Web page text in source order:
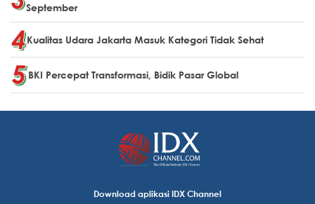
September
Kualitas Udara Jakarta Masuk Kategori Tidak Sehat
BKI Percepat Transformasi, Bidik Pasar Global
Download aplikasi IDX Channel